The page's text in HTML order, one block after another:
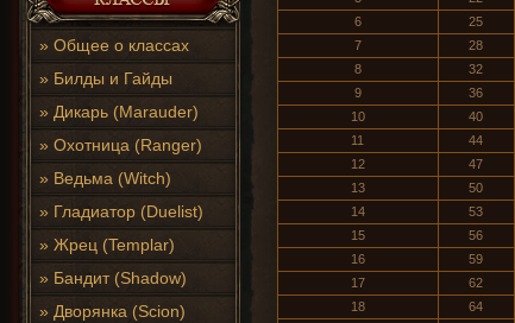
» Общее о классах
» Билды и Гайды
» Дикарь (Marauder)
» Охотница (Ranger)
» Ведьма (Witch)
» Гладиатор (Duelist)
» Жрец (Templar)
» Бандит (Shadow)
» Дворянка (Scion)
6
25
7
28
8
32
9
36
10
40
11
44
12
47
13
50
14
53
15
56
16
59
17
62
18
64